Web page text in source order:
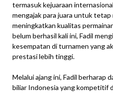
termasuk kejuaraan
mengajak para juara untuk
meningkatkan kualitas
belum berhasil kali ini, Fadil
kesempatan di turnamen yang
prestasi lebih tinggi.
Melalui ajang ini, Fadil
biliar Indonesia yang kompetitif